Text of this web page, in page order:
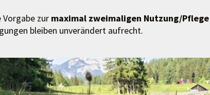
Vorgabe zur maximal zweimaligen Nutzung/Pflege
bleiben unverändert aufrecht.